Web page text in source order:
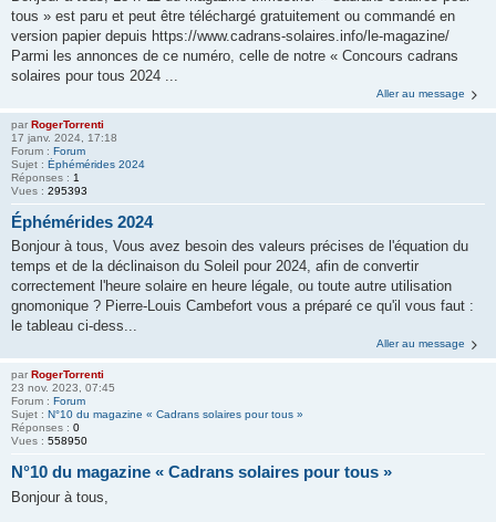
tous » est paru et peut être téléchargé gratuitement ou commandé en
version papier depuis https://www.cadrans-solaires.info/le-magazine/
Parmi les annonces de ce numéro, celle de notre « Concours cadrans
solaires pour tous 2024 ...
Aller au message
par RogerTorrenti
17 janv. 2024, 17:18
Forum : Forum
Sujet : Éphémérides 2024
Réponses : 1
Vues : 295393
Éphémérides 2024
Bonjour à tous, Vous avez besoin des valeurs précises de l'équation du
temps et de la déclinaison du Soleil pour 2024, afin de convertir
correctement l'heure solaire en heure légale, ou toute autre utilisation
gnomonique ? Pierre-Louis Cambefort vous a préparé ce qu'il vous faut :
le tableau ci-dess...
Aller au message
par RogerTorrenti
23 nov. 2023, 07:45
Forum : Forum
Sujet : N°10 du magazine « Cadrans solaires pour tous »
Réponses : 0
Vues : 558950
N°10 du magazine « Cadrans solaires pour tous »
Bonjour à tous,